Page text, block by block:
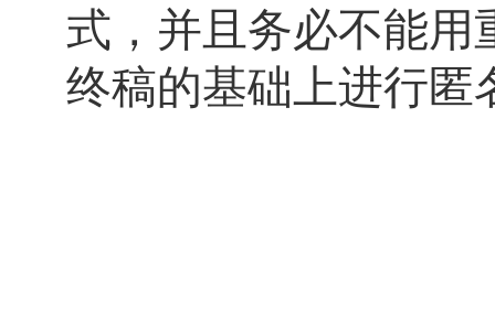
式，并且务必不能用
终稿的基础上进行匿